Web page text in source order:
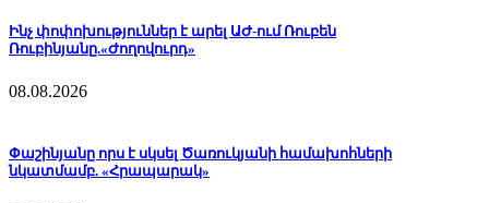
Ինչ փոփոխություններ է արել ԱԺ-ում Ռուբեն
Ռուբինյանը.«Ժողովուրդ»
08.08.2026
Փաշինյանը որս է սկսել Ծառուկյանի համախոհների
նկատմամբ. «Հրապարակ»